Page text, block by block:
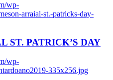
wp-
arraial-st.-patricks-day-
ST. PATRICK’S DAY
wp-
335x256.jpg